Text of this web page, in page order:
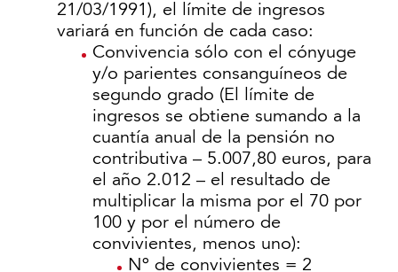
21/03/1991), el límite de ingresos
variará en función de cada caso:
Convivencia sólo con el cónyuge
y/o parientes consanguíneos de
segundo grado (El límite de
ingresos se obtiene sumando a la
cuantía anual de la pensión no
contributiva – 5.007,80 euros, para
el año 2.012 – el resultado de
multiplicar la misma por el 70 por
100 y por el número de
convivientes, menos uno):
Nº de convivientes = 2